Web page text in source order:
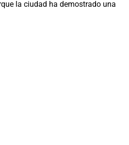
la ciudad ha demostrado una